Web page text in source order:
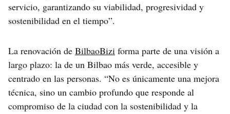
servicio, garantizando su viabilidad, progresividad y
sostenibilidad en el tiempo”.
La renovación de BilbaoBizi forma parte de una visión a
largo plazo: la de un Bilbao más verde, accesible y
centrado en las personas. “No es únicamente una mejora
técnica, sino un cambio profundo que responde al
compromiso de la ciudad con la sostenibilidad y la